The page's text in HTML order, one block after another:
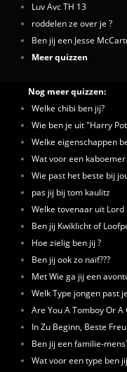
Luv Avc TH 13
roddelen ze over je ?
Ben jij een Jesse
Meer quizzen
Nog meer quizzen:
Welke chibi ben jij?
Wie ben je uit "Harry
Welke eigenschappen
Wat voor een kaboemer
Wie past het beste bij
pas jij bij tom kaulitz
Welke tovenaar uit Lord
Ben jij Kwiklicht of
Hoe zielig ben jij ?
Ben jij ook zo naïf???
Met Wie ga jij een
Welk Type jongen past
Are You A Tomboy Or A
In Zu Beginn, Beste
Ben jij een familie-
Wat voor een type ben